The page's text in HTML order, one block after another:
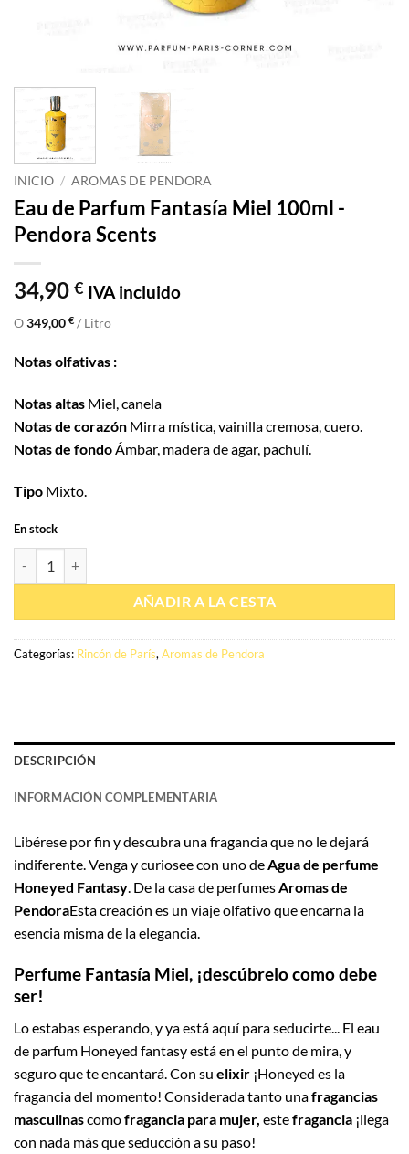
INICIO / AROMAS DE PENDORA
Eau de Parfum Fantasía Miel 100ml -
Pendora Scents
34,90 € IVA incluido
O349,00 € / Litro
Notas olfativas :
Notas altas Miel, canela
Notas de corazón Mirra mística, vainilla cremosa, cuero.
Notas de fondoÁmbar, madera de agar, pachulí.
Tipo Mixto.
En stock
AÑADIR A LA CESTA
Categorías: Rincón de París, Aromas de Pendora
DESCRIPCIÓN
INFORMACIÓN COMPLEMENTARIA
Libérese por fin y descubra una fragancia que no le dejará
indiferente. Venga y curiosee con uno deAgua de perfume
Honeyed Fantasy. De la casa de perfumesAromas de
PendoraEsta creación es un viaje olfativo que encarna la
esencia misma de la elegancia.
Perfume Fantasía Miel, ¡descúbrelo como debe
ser!
Lo estabas esperando, y ya está aquí para seducirte... El eau
de parfum Honeyed fantasy está en el punto de mira, y
seguro que te encantará. Con su elixir ¡Honeyed es la
fragancia del momento! Considerada tanto unafragancias
masculinascomofragancia para mujer, estefragancia ¡llega
con nada más que seducción a su paso!